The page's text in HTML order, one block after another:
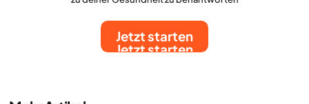
Jetzt starten
Jetzt starten